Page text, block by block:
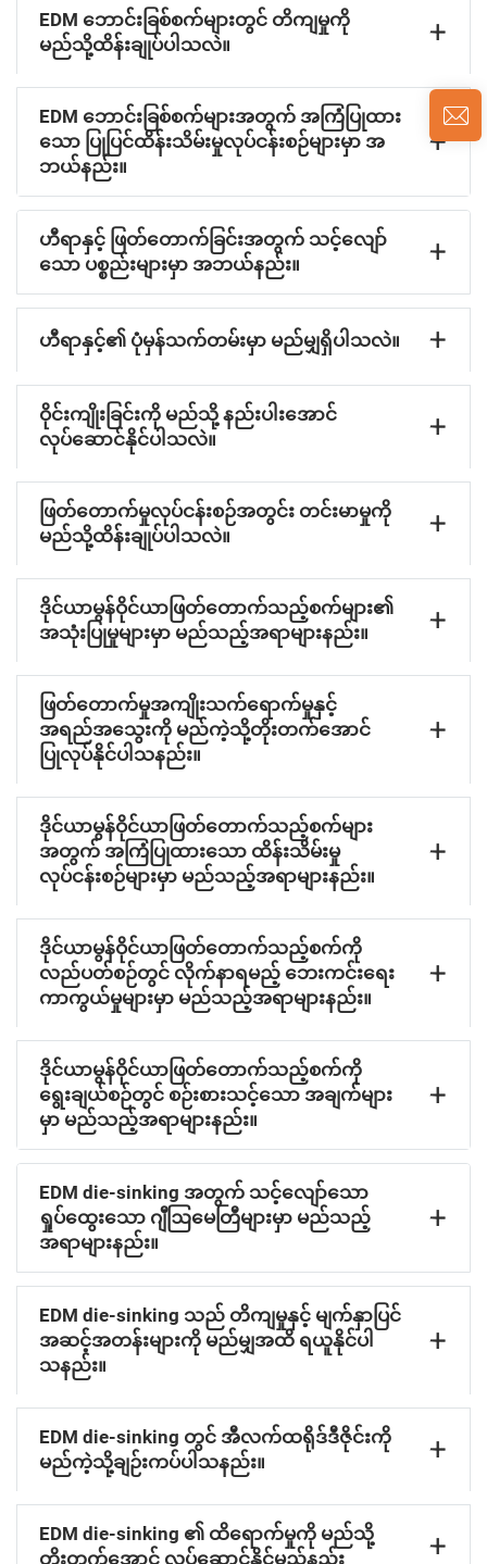
EDM ဘောင်းခြစ်စက်များတွင် တိကျမှုကို
မည်သို့ထိန်းချုပ်ပါသလဲ။
EDM ဘောင်းခြစ်စက်များအတွက် အကြံပြုထား
သော ပြုပြင်ထိန်းသိမ်းမှုလုပ်ငန်းစဉ်များမှာ အ
ဘယ်နည်း။
ဟီရာနှင့် ဖြတ်တောက်ခြင်းအတွက် သင့်လျော်
သော ပစ္စည်းများမှာ အဘယ်နည်း။
ဟီရာနှင့်၏ ပုံမှန်သက်တမ်းမှာ မည်မျှရှိပါသလဲ။
ဝိုင်းကျိုးခြင်းကို မည်သို့ နည်းပါးအောင်
လုပ်ဆောင်နိုင်ပါသလဲ။
ဖြတ်တောက်မှုလုပ်ငန်းစဉ်အတွင်း တင်းမာမှုကို
မည်သို့ထိန်းချုပ်ပါသလဲ။
ဒိုင်ယာမွန်ဝိုင်ယာဖြတ်တောက်သည့်စက်များ၏
အသုံးပြုမှုများမှာ မည်သည့်အရာများနည်း။
ဖြတ်တောက်မှုအကျိုးသက်ရောက်မှုနှင့်
အရည်အသွေးကို မည်ကဲ့သို့တိုးတက်အောင်
ပြုလုပ်နိုင်ပါသနည်း။
ဒိုင်ယာမွန်ဝိုင်ယာဖြတ်တောက်သည့်စက်များ
အတွက် အကြံပြုထားသော ထိန်းသိမ်းမှု
လုပ်ငန်းစဉ်များမှာ မည်သည့်အရာများနည်း။
ဒိုင်ယာမွန်ဝိုင်ယာဖြတ်တောက်သည့်စက်ကို
လည်ပတ်စဉ်တွင် လိုက်နာရမည့် ဘေးကင်းရေး
ကာကွယ်မှုများမှာ မည်သည့်အရာများနည်း။
ဒိုင်ယာမွန်ဝိုင်ယာဖြတ်တောက်သည့်စက်ကို
ရွေးချယ်စဉ်တွင် စဉ်းစားသင့်သော အချက်များ
မှာ မည်သည့်အရာများနည်း။
EDM die-sinking အတွက် သင့်လျော်သော
ရှုပ်ထွေးသော ဂျီဩမေတြီများမှာ မည်သည့်
အရာများနည်း။
EDM die-sinking သည် တိကျမှုနှင့် မျက်နှာပြင်
အဆင့်အတန်းများကို မည်မျှအထိ ရယူနိုင်ပါ
သနည်း။
EDM die-sinking တွင် အီလက်ထရိုဒ်ဒီဇိုင်းကို
မည်ကဲ့သို့ချဉ်းကပ်ပါသနည်း။
EDM die-sinking ၏ ထိရောက်မှုကို မည်သို့
တိုးတက်အောင် လုပ်ဆောင်နိုင်မည်နည်း